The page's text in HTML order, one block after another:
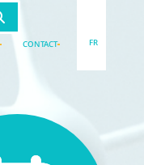
CONTACT FR